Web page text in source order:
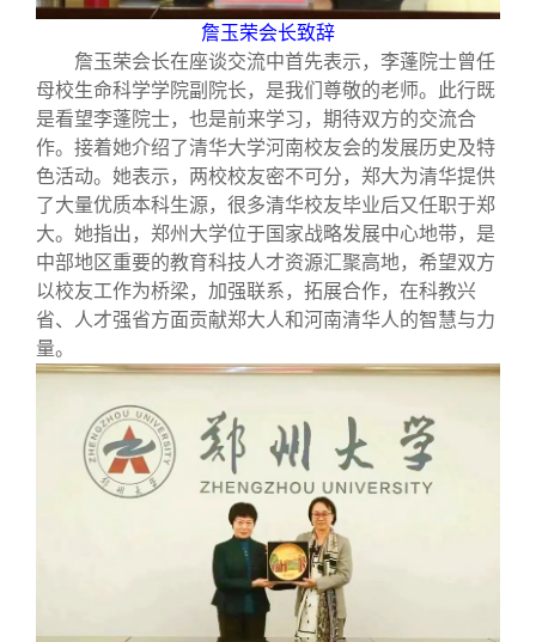
詹玉荣会长致辞
詹玉荣会长在座谈交流中首先表示，李蓬院士曾任
母校生命科学学院副院长，是我们尊敬的老师。此行既
是看望李蓬院士，也是前来学习，期待双方的交流合
作。接着她介绍了清华大学河南校友会的发展历史及特
色活动。她表示，两校校友密不可分，郑大为清华提供
了大量优质本科生源，很多清华校友毕业后又任职于郑
大。她指出，郑州大学位于国家战略发展中心地带，是
中部地区重要的教育科技人才资源汇聚高地，希望双方
以校友工作为桥梁，加强联系，拓展合作，在科教兴
省、人才强省方面贡献郑大人和河南清华人的智慧与力
量。